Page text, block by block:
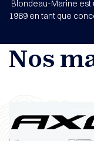
Blondeau-Marine
1969 en tant que
Nos